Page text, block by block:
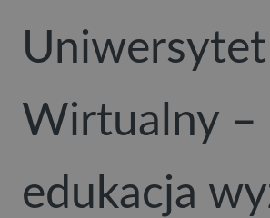
Uniwersytet
Wirtualny –
edukacja